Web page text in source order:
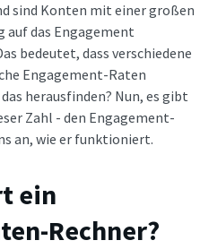
sind Konten mit einer großen
auf das Engagement
bedeutet, dass verschiedene
Engagement-Raten
herausfinden? Nun, es gibt
Zahl - den Engagement-
an, wie er funktioniert.
ein
Rechner?